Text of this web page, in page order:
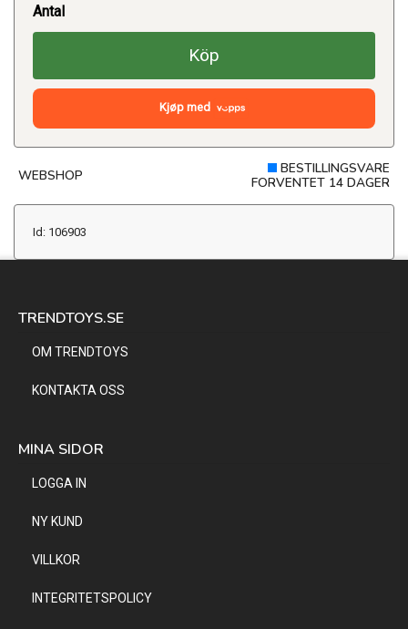
Antal
Köp
Kjøp med
WEBSHOP
BESTILLINGSVARE
FORVENTET 14 DAGER
Id: 106903
TRENDTOYS.SE
OM TRENDTOYS
KONTAKTA OSS
MINA SIDOR
LOGGA IN
NY KUND
VILLKOR
INTEGRITETSPOLICY